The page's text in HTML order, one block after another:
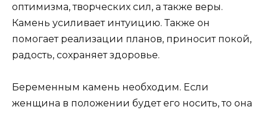
оптимизма, творческих сил, а также веры.
Камень усиливает интуицию. Также он
помогает реализации планов, приносит покой,
радость, сохраняет здоровье.
Беременным камень необходим. Если
женщина в положении будет его носить, то она